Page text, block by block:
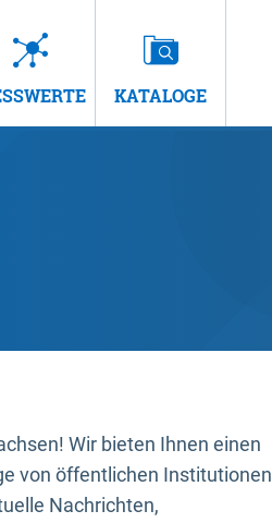
KATALOGE
Wir bieten Ihnen einen
von öffentlichen Institutionen
Nachrichten,